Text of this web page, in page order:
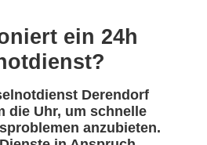
ein 24h
Derendorf
die Uhr, um schnelle
anzubieten.